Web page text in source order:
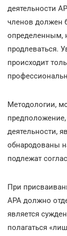
деятельности
членов должен
определенным,
продлеваться.
происходит
Методологии,
деятельности,
обнародованы
подлежат
При
АРА должно
является
полагаться